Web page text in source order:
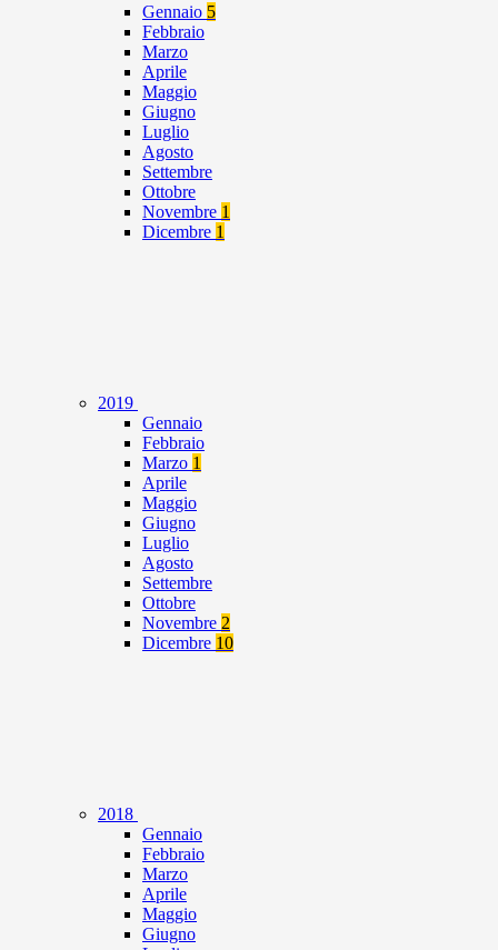
Gennaio 5
Febbraio
Marzo
Aprile
Maggio
Giugno
Luglio
Agosto
Settembre
Ottobre
Novembre 1
Dicembre 1
2019
Gennaio
Febbraio
Marzo 1
Aprile
Maggio
Giugno
Luglio
Agosto
Settembre
Ottobre
Novembre 2
Dicembre 10
2018
Gennaio
Febbraio
Marzo
Aprile
Maggio
Giugno